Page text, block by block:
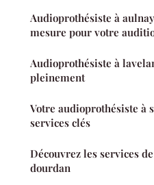
Audioprothésiste à
mesure pour votre
Audioprothésiste à
pleinement
Votre audioprothésiste à
services clés
Découvrez les services
dourdan